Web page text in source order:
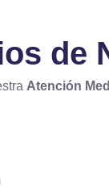
de
Atención